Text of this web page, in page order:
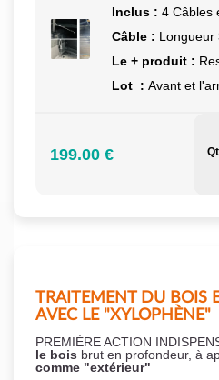
Inclus : 4 Câbles
Câble : Longueur
Le + produit :
Lot : Avant et
199.00 €
TRAITEMENT DU BOIS
AVEC LE "XYLOPHÈNE"
PREMIÈRE ACTION
le bois brut en profondeur, à
comme "extérieur"